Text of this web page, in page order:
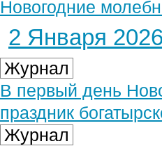
Новогодние
2 Января 2026
Журнал
В первый день
праздник
Журнал